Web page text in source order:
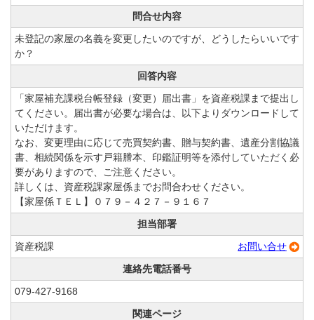
問合せ内容
未登記の家屋の名義を変更したいのですが、どうしたらいいです
か？
回答内容
「家屋補充課税台帳登録（変更）届出書」を資産税課まで提出し
てください。届出書が必要な場合は、以下よりダウンロードして
いただけます。
なお、変更理由に応じて売買契約書、贈与契約書、遺産分割協議
書、相続関係を示す戸籍謄本、印鑑証明等を添付していただく必
要がありますので、ご注意ください。
詳しくは、資産税課家屋係までお問合わせください。
【家屋係ＴＥＬ】０７９－４２７－９１６７
担当部署
お問い合せ
資産税課
連絡先電話番号
079-427-9168
関連ページ